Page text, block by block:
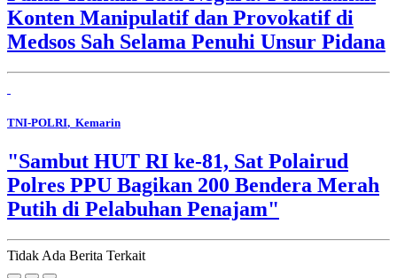
Konten Manipulatif dan Provokatif di
Medsos Sah Selama Penuhi Unsur Pidana
TNI-POLRI, Kemarin
"Sambut HUT RI ke-81, Sat Polairud
Polres PPU Bagikan 200 Bendera Merah
Putih di Pelabuhan Penajam"
Tidak Ada Berita Terkait